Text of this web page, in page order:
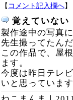
【 コメント記入欄へ】
覚えていない
製作途中の写真
先生撮ってたん
この作品で、屋
ます。
今度は昨日テレ
いと思っていま